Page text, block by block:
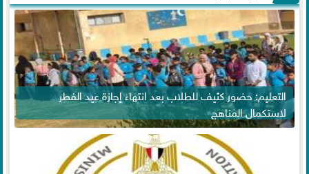
التعليم: حضور كثيف للطلاب بعد انتهاء إجازة عيد الفطر
لاستكمال المناهج